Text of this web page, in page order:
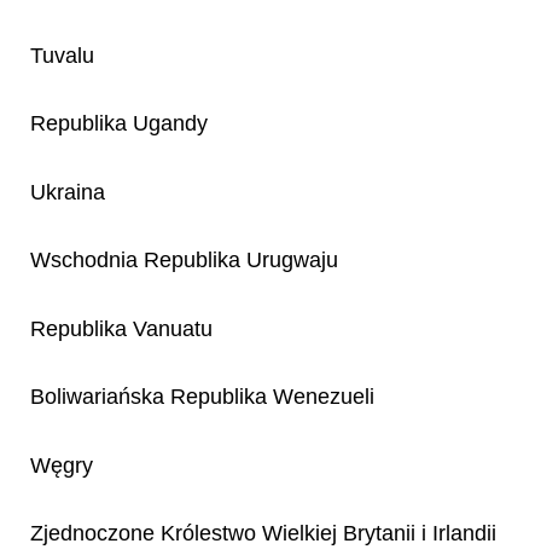
Tuvalu
Republika Ugandy
Ukraina
Wschodnia Republika Urugwaju
Republika Vanuatu
Boliwariańska Republika Wenezueli
Węgry
Zjednoczone Królestwo Wielkiej Brytanii i Irlandii